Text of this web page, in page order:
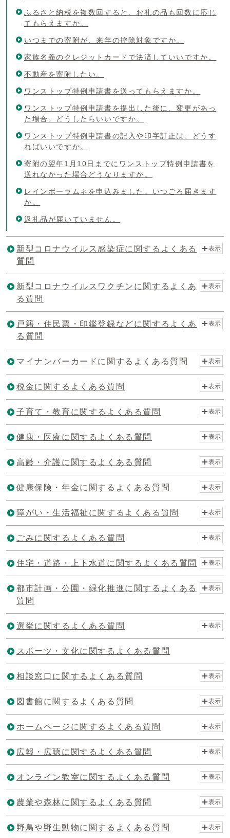
ふるさと納税を複数回すると、お礼の品も回数に応じ
てもらえますか。
いつまでの寄附が、来年の控除対象ですか。
家族名義のクレジットカードで決済していいですか。
不動産を寄附したい。
ワンストップ特例申請書を送ってもらえますか。
ワンストップ特例申請書を提出した後に、変更があっ
た場合、どうしたらいいですか。
ワンストップ特例申請書の記入や印字訂正は、どうす
ればいいですか。
寄附の翌年1月10日までにワンストップ特例申請書を
送れなかった場合どうなりますか。
レインボーラムネを申込みました。いつごろ届きます
か。
返礼品が届いていません。
新型コロナウイルス感染症に関するよくある
質問
表示
新型コロナウイルスワクチンに関するよくあ
る質問
表示
戸籍・住民票・印鑑登録などに関するよくあ
る質問
表示
マイナンバーカードに関するよくある質問 表示
税金に関するよくある質問 表示
子育て・教育に関するよくある質問 表示
健康・医療に関するよくある質問 表示
高齢・介護に関するよくある質問 表示
健康保険・年金に関するよくある質問 表示
障がい・生活福祉に関するよくある質問 表示
ごみに関するよくある質問 表示
住宅・道路・上下水道に関するよくある質問 表示
都市計画・公園・緑化推進に関するよくある
質問
表示
選挙に関するよくある質問 表示
スポーツ・文化に関するよくある質問
相談窓口に関するよくある質問 表示
図書館に関するよくある質問 表示
ホームページに関するよくある質問 表示
広報・広聴に関するよくある質問 表示
オンライン教室に関するよくある質問 表示
農業や森林に関するよくある質問 表示
野鳥や野生動物に関するよくある質問 表示